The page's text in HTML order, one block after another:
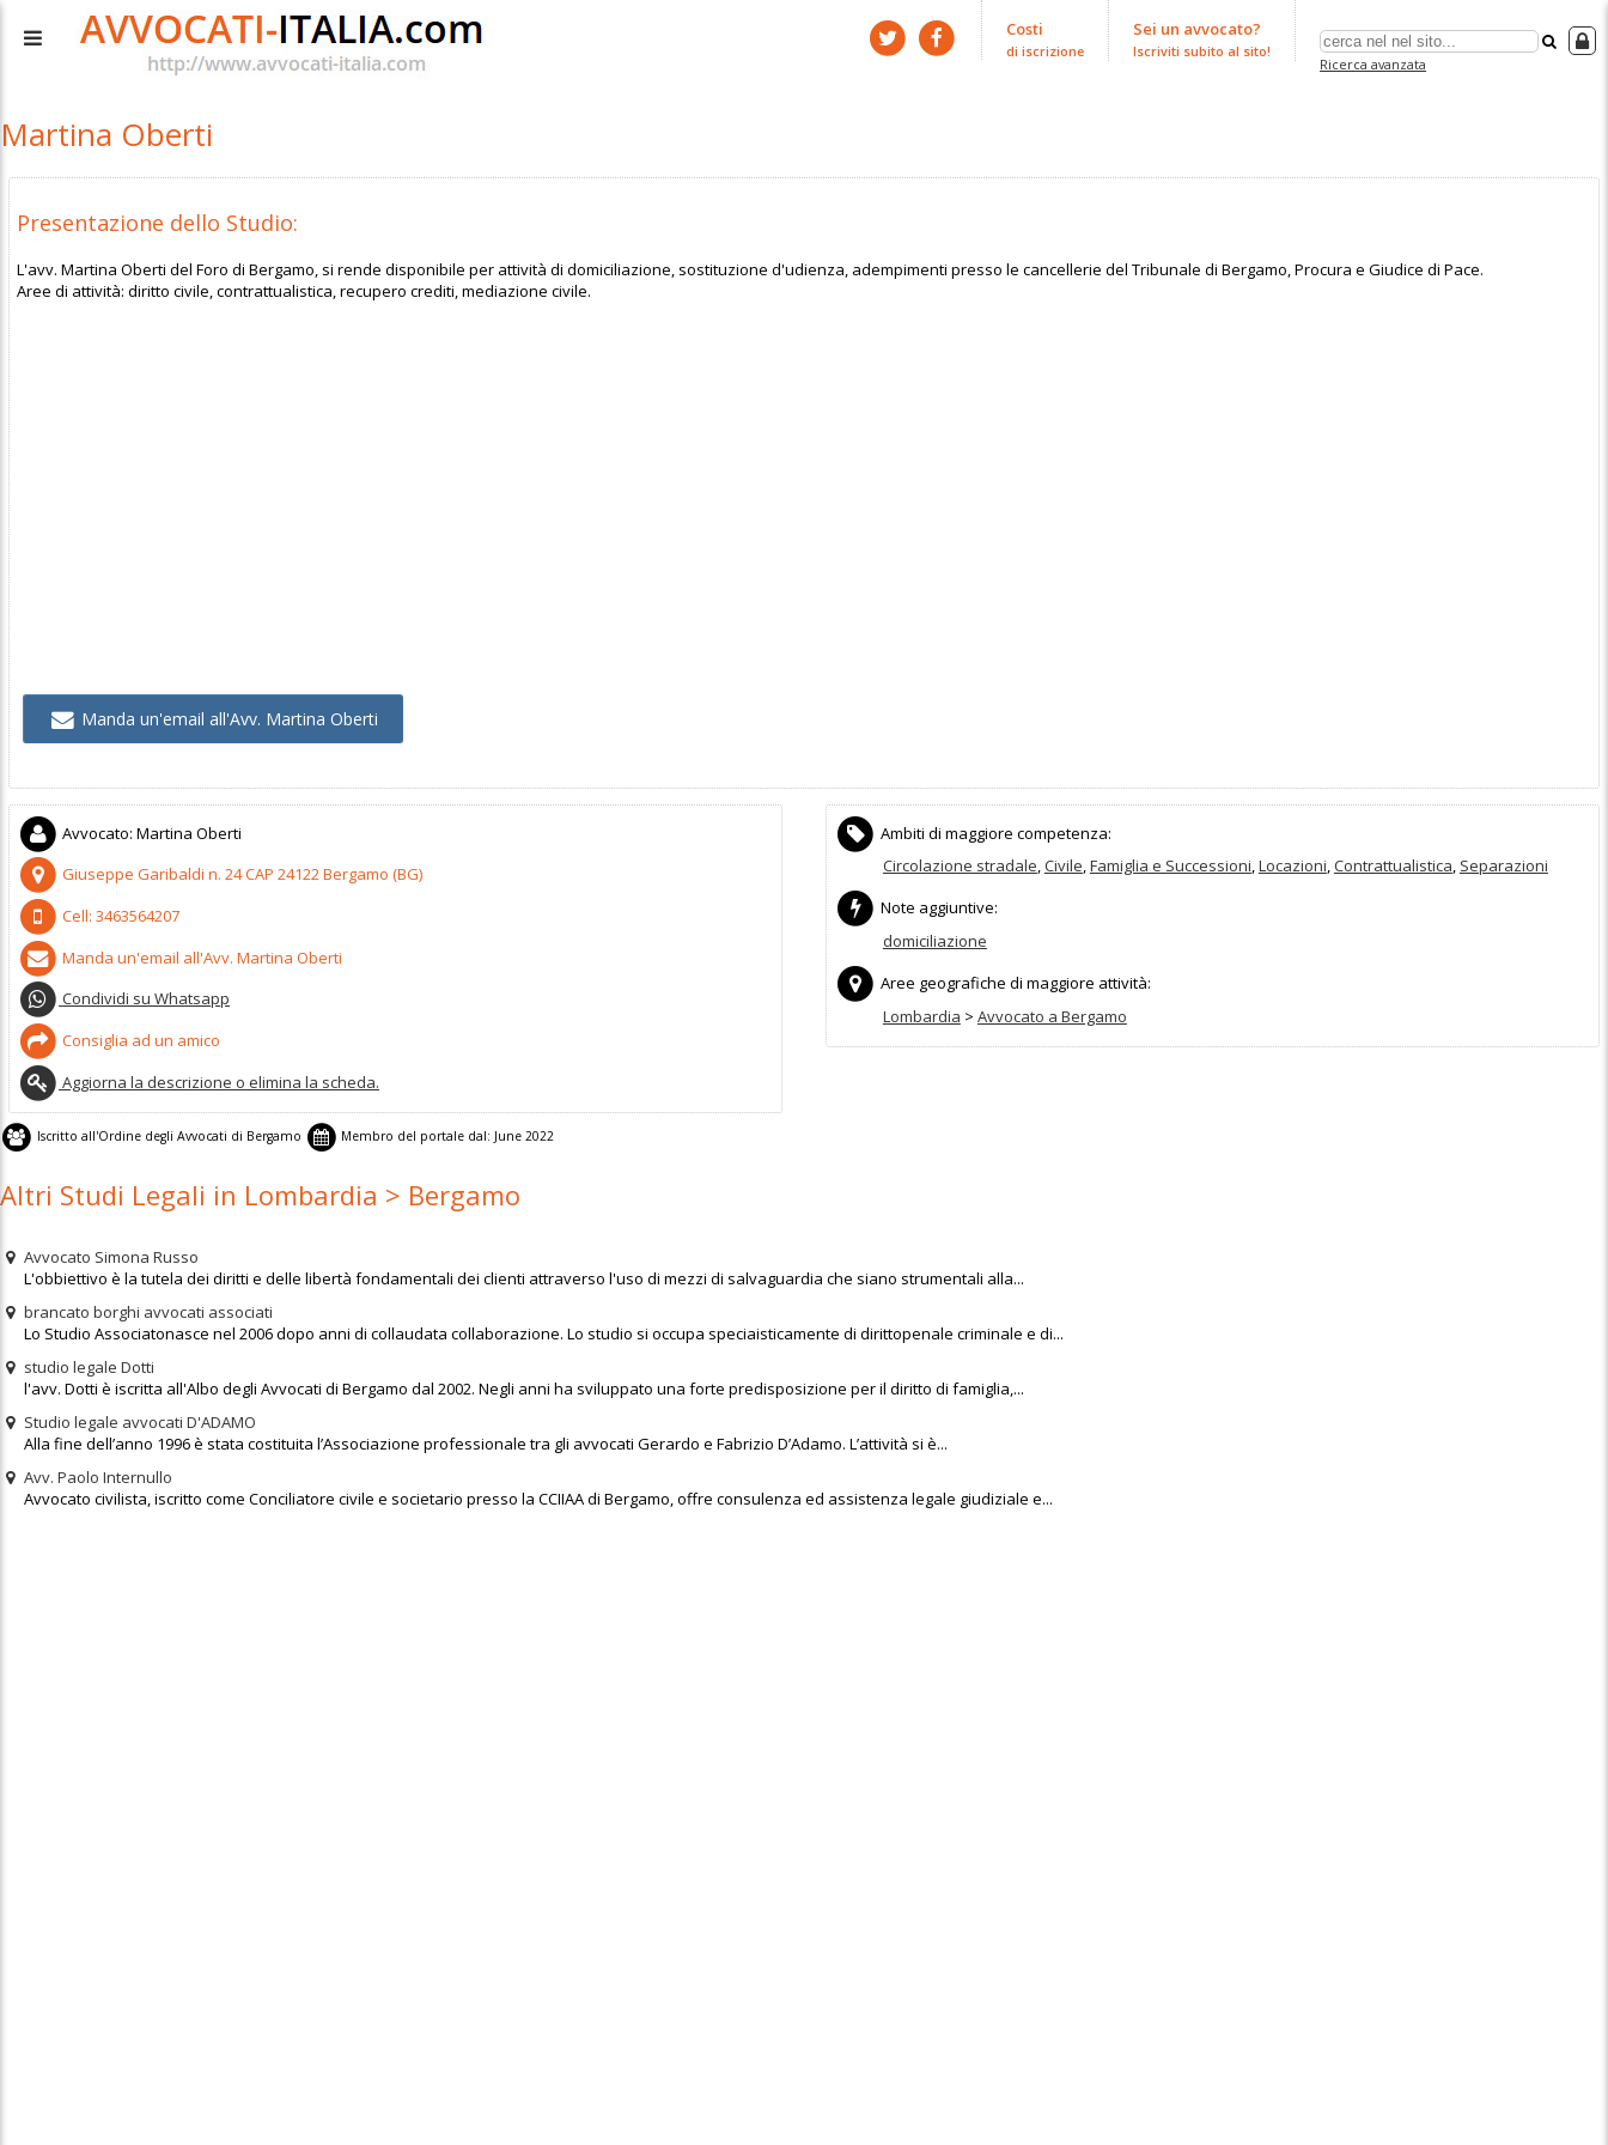
Ricerca avanzata
Sei un avvocato?
Iscriviti subito al sito!
Costi
di iscrizione
Martina Oberti
Presentazione dello Studio:
L'avv. Martina Oberti del Foro di Bergamo, si rende disponibile per attività di domiciliazione, sostituzione d'udienza, adempimenti presso le cancellerie del Tribunale di Bergamo, Procura e Giudice di Pace.
Aree di attività: diritto civile, contrattualistica, recupero crediti, mediazione civile.
Manda un'email all'Avv. Martina Oberti
Avvocato:Martina Oberti
Giuseppe Garibaldi n. 24CAP24122Bergamo (BG)
Cell:3463564207
Manda un'email all'Avv. Martina Oberti
Condividi su Whatsapp
Consiglia ad un amico
Aggiorna la descrizione o elimina la scheda.
Ambiti di maggiore competenza:
Circolazione stradale,Civile,Famiglia e Successioni,Locazioni,Contrattualistica, Separazioni
Note aggiuntive:
domiciliazione
Aree geografiche di maggiore attività:
Lombardia > Avvocato a Bergamo
Iscritto all'Ordine degli Avvocati di Bergamo Membro del portale dal: June 2022
Altri Studi Legali in Lombardia > Bergamo
Avvocato Simona Russo
L'obbiettivo è la tutela dei diritti e delle libertà fondamentali dei clienti attraverso l'uso di mezzi di salvaguardia che siano strumentali alla...
brancato borghi avvocati associati
Lo Studio Associatonasce nel 2006 dopo anni di collaudata collaborazione. Lo studio si occupa speciaisticamente di dirittopenale criminale e di...
studio legale Dotti
l'avv. Dotti è iscritta all'Albo degli Avvocati di Bergamo dal 2002. Negli anni ha sviluppato una forte predisposizione per il diritto di famiglia,...
Studio legale avvocati D'ADAMO
Alla fine dell’anno 1996 è stata costituita l’Associazione professionale tra gli avvocati Gerardo e Fabrizio D’Adamo. L’attività si è...
Avv. Paolo Internullo
Avvocato civilista, iscritto come Conciliatore civile e societario presso la CCIIAA di Bergamo, offre consulenza ed assistenza legale giudiziale e...